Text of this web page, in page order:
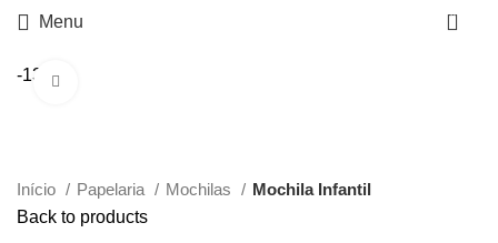
Menu 0
-13%
Início Papelaria Mochilas
Mochila Infantil
Back to products